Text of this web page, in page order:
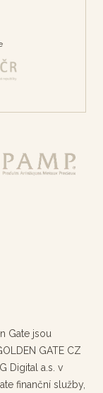
Gate jsou
GATE CZ
Digital a.s. v
finanční služby,